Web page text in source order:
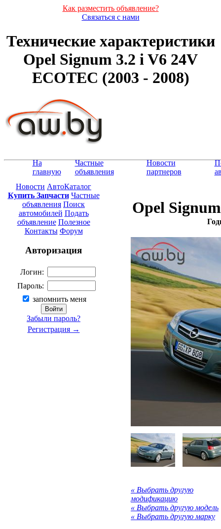
Как разместить объявление?
Связаться с нами
Технические характеристики
Opel Signum 3.2 i V6 24V
ECOTEC (2003 - 2008)
На
главную
Частные
объявления
Новости
партнеров
Новости АвтоКаталог
Купить Запчасти Частные
объявления Поиск
автомобилей Подать
объявление Полезное
Контакты Форум
Авторизация
Логин:
Пароль:
запомнить меня
Забыли пароль?
Регистрация →
Opel
« Выбрать другую
модификацию
« Выбрать другую модель
« Выбрать другую марку